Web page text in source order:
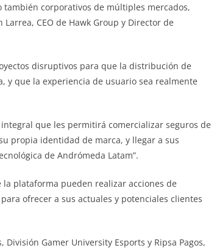
corporativos de múltiples mercados,
CEO de Hawk Group y Director de
disruptivos para que la distribución de
y que la experiencia de usuario sea realmente
que les permitirá comercializar seguros de
propia identidad de marca, y llegar a sus
de Andrómeda Latam”.
plataforma pueden realizar acciones de
ofrecer a sus actuales y potenciales clientes
Gamer University Esports y Ripsa Pagos,